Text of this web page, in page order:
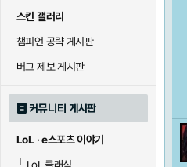
스킨 갤러리
챔피언 공략 게시판
버그 제보 게시판
커뮤니티 게시판
LoL · e스포츠 이야기